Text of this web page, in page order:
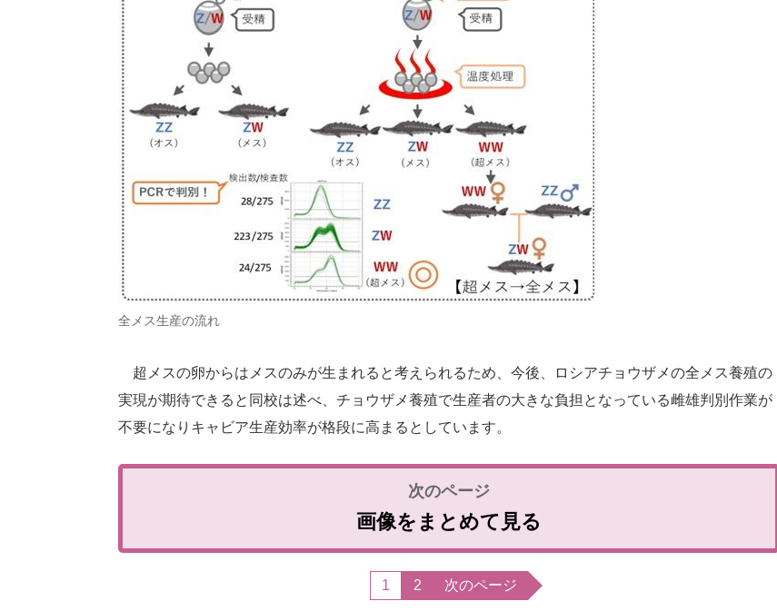
全メス生産の流れ
超メスの卵からはメスのみが生まれると考えられるため、今後、ロシアチョウザメの全メス養殖の
実現が期待できると同校は述べ、チョウザメ養殖で生産者の大きな負担となっている雌雄判別作業が
不要になりキャビア生産効率が格段に高まるとしています。
画像をまとめて見る
1 2 次のページ